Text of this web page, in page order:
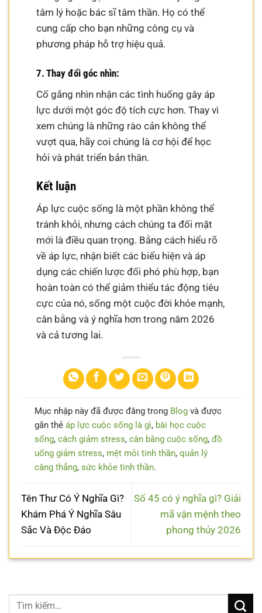
tâm lý hoặc bác sĩ tâm thần. Họ có thể
cung cấp cho bạn những công cụ và
phương pháp hỗ trợ hiệu quả.
7. Thay đổi góc nhìn:
Cố gắng nhìn nhận các tình huống gây áp
lực dưới một góc độ tích cực hơn. Thay vì
xem chúng là những rào cản không thể
vượt qua, hãy coi chúng là cơ hội để học
hỏi và phát triển bản thân.
Kết luận
Áp lực cuộc sống là một phần không thể
tránh khỏi, nhưng cách chúng ta đối mặt
mới là điều quan trọng. Bằng cách hiểu rõ
về áp lực, nhận biết các biểu hiện và áp
dụng các chiến lược đối phó phù hợp, bạn
hoàn toàn có thể giảm thiểu tác động tiêu
cực của nó, sống một cuộc đời khỏe mạnh,
cân bằng và ý nghĩa hơn trong năm 2026
và cả tương lai.
Mục nhập này đã được đăng trong Blogvà được
gắn thẻ áp lực cuộc sống là gì, bài học cuộc
sống, cách giảm stress, cân bằng cuộc sống, đồ
uống giảm stress, mệt mỏi tinh thần, quản lý
căng thẳng, sức khỏe tinh thần.
Tên Thư Có Ý Nghĩa Gì?
Khám Phá Ý Nghĩa Sâu
Sắc Và Độc Đáo
Số 45 có ý nghĩa gì? Giải
mã vận mệnh theo
phong thủy 2026